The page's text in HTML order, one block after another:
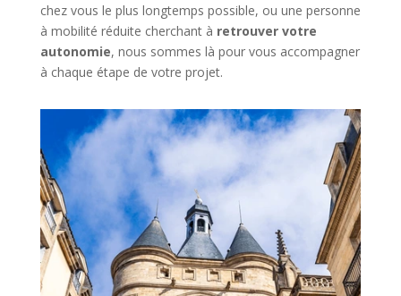
chez vous le plus longtemps possible, ou une personne
à mobilité réduite cherchant à retrouver votre
autonomie, nous sommes là pour vous accompagner
à chaque étape de votre projet.